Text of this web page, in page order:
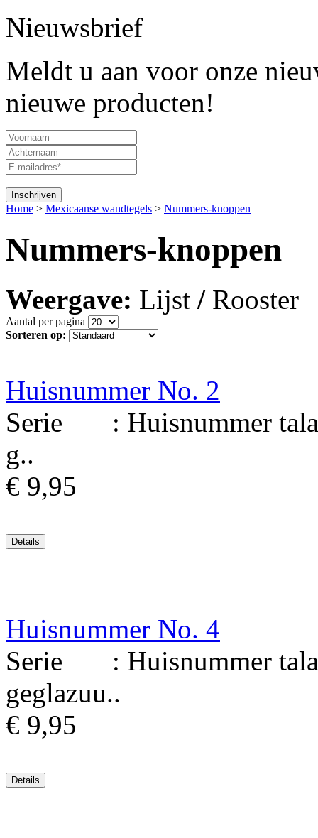
Nieuwsbrief
Meldt u aan voor onze
nieuwe producten!
Home > Mexicaanse wandtegels > Nummers-knoppen
Nummers-knoppen
Weergave: Lijst / Rooster
Aantal per pagina
Sorteren op:
Huisnummer No. 2
Serie : Huisnummer
g..
€ 9,95
Huisnummer No. 4
Serie : Huisnummer
geglazuu..
€ 9,95